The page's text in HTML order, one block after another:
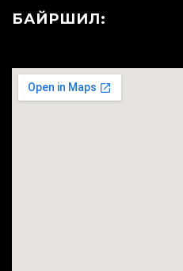
БАЙРШИЛ: